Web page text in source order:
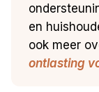
en
ook meer
ontlasting